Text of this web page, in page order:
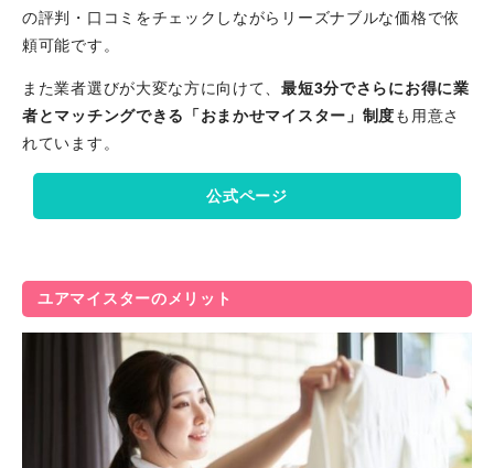
の評判・口コミをチェックしながらリーズナブルな価格で依
頼可能です。
また業者選びが大変な方に向けて、最短3分でさらにお得に業
者とマッチングできる「おまかせマイスター」制度も用意さ
れています。
公式ページ
ユアマイスターのメリット